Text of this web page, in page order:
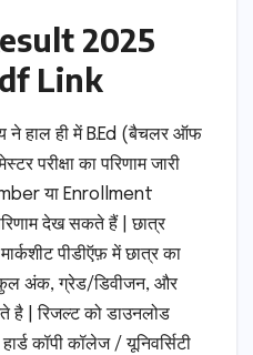
2025
Link
ने हाल ही में B.Ed (बैचलर ऑफ
परीक्षा का परिणाम जारी
या Enrollment
देख सकते हैं | छात्र
पीडीऍफ़ में छात्र का
कुल अंक, ग्रेड/डिवीजन, और
| रिजल्ट को डाउनलोड
कॉपी कॉलेज / यूनिवर्सिटी